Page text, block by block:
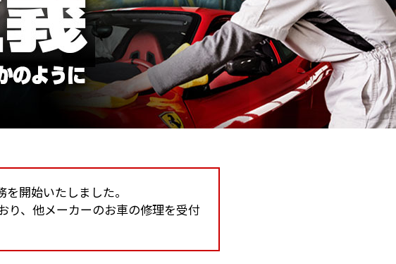
開始いたしました。
り、他メーカーのお車の修理を受付